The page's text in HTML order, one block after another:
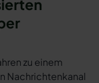
zu einem
Nachrichtenkanal